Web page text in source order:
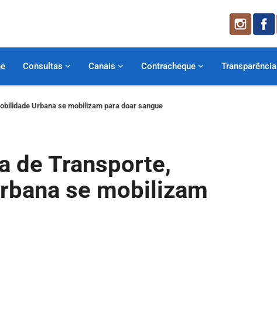
Consultas Canais Contracheque Transparência
Urbana se mobilizam para doar sangue
de Transporte,
se mobilizam